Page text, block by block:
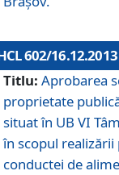
602/16.12.2013
Titlu: Aprobarea
proprietate
situat în UB VI
în scopul
conductei de